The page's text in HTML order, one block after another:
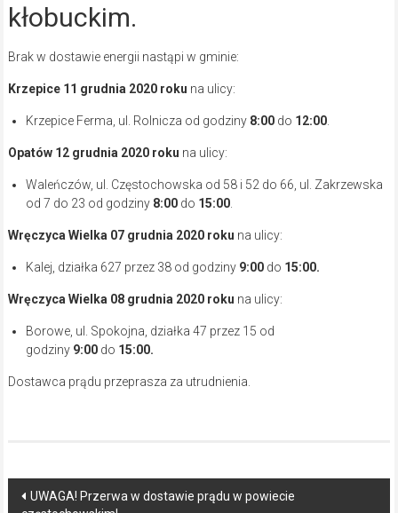
kłobuckim.
Brak w dostawie energii nastąpi w gminie:
Krzepice 11 grudnia 2020 roku na ulicy:
Krzepice Ferma, ul. Rolnicza od godziny8:00 do 12:00.
Opatów 12 grudnia 2020 roku na ulicy:
Waleńczów, ul. Częstochowska od 58 i 52 do 66, ul. Zakrzewska
od 7 do 23 od godziny8:00 do 15:00.
Wręczyca Wielka 07 grudnia 2020 roku na ulicy:
Kalej, działka 627 przez 38 od godziny 9:00 do 15:00.
Wręczyca Wielka 08 grudnia 2020 roku na ulicy:
Borowe, ul. Spokojna, działka 47 przez 15 od
godziny 9:00 do 15:00.
Dostawca prądu przeprasza za utrudnienia.
Post
UWAGA! Przerwa w dostawie prądu w powiecie